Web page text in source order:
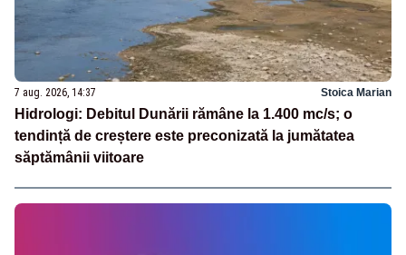
7 aug. 2026, 14:37 Stoica Marian
Hidrologi: Debitul Dunării rămâne la 1.400 mc/s; o
tendință de creștere este preconizată la jumătatea
săptămânii viitoare